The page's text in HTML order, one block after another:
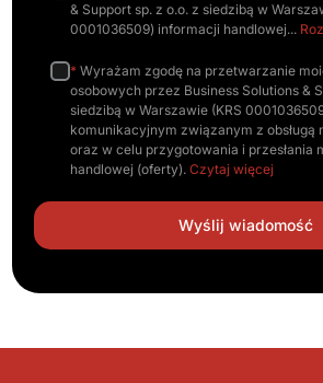
& Support sp. z o.o. z siedzibą w
0001036509) informacji handlowej
* Wyrażam zgodę na przetwarzanie
osobowych przez Business Solutions &
siedzibą w Warszawie (KRS
komunikacyjnym związanym z obsługą
oraz w celu przygotowania i przesłania
handlowej (oferty).Czytaj więcej